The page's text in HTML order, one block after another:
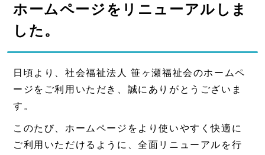
ホームページをリニューアルしま
した。
日頃より、社会福祉法人 笹ヶ瀬福祉会のホームペ
ージをご利用いただき、誠にありがとうございま
す。
このたび、ホームページをより使いやすく快適に
ご利用いただけるように、全面リニューアルを行